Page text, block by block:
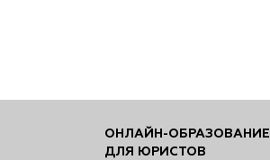
ОНЛАЙН-ОБРАЗОВАНИЕ
ДЛЯ ЮРИСТОВ